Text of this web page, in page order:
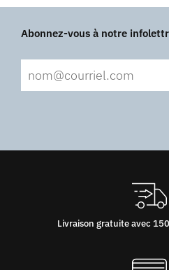
Abonnez-vous à notre
Livraison gratuite avec